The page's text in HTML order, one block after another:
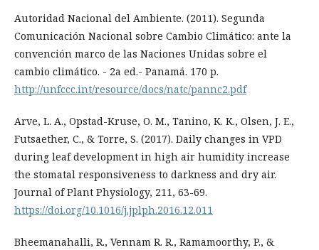
Autoridad Nacional del Ambiente. (2011). Segunda
Comunicación Nacional sobre Cambio Climático: ante la
convención marco de las Naciones Unidas sobre el
cambio climático. - 2a ed.- Panamá. 170 p.
http://unfccc.int/resource/docs/natc/pannc2.pdf
Arve, L. A., Opstad-Kruse, O. M., Tanino, K. K., Olsen, J. E.,
Futsaether, C., & Torre, S. (2017). Daily changes in VPD
during leaf development in high air humidity increase
the stomatal responsiveness to darkness and dry air.
Journal of Plant Physiology, 211, 63-69.
https://doi.org/10.1016/j.jplph.2016.12.011
Bheemanahalli, R., Vennam R. R., Ramamoorthy, P., &